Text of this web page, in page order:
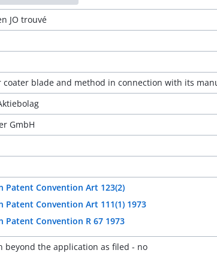
JO trouvé
coater blade and method in connection with its
GmbH
Patent Convention Art 123(2)
Patent Convention Art 111(1) 1973
Patent Convention R 67 1973
beyond the application as filed - no